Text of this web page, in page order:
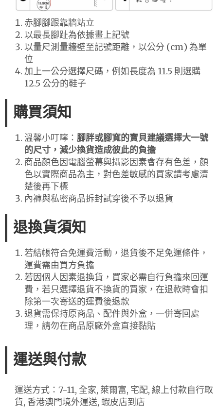
赤腳腳跟靠牆站立
以最長腳趾為依據畫上記號
以量尺測量牆壁至記號距離，以公分 (cm) 為單
位
加上一公分選擇尺碼，例如長度為 11.5 則選購
12.5 公分的鞋子
購買須知
溫馨小叮嚀： 腳胖或腳寬的寶貝建議選擇大一號
的尺寸，減少換貨造成彼此的負擔
商品顏色因電腦螢幕與攝影因素會存有色差，顏
色以實際商品為主，對色差敏感的買家請考慮清
楚後再下標
內褲與私密商品拆封試穿後不予以退貨
退換貨須知
若結帳符合免運費活動，退貨後不足免運條件，
運費需由買方負擔
若因個人因素退換貨，買家必需自行負擔來回運
費，若只選擇退貨不換貨的買家，在退款時會扣
除第一次寄送的運費後退款
退貨需保持原商品、配件與外盒，一併寄回處
理，請勿在商品原廠外盒直接黏貼
運送與付款
運送方式：7-11, 全家, 萊爾富, 宅配, 線上付款自行取
貨, 香港澳門境外運送, 蝦皮店到店